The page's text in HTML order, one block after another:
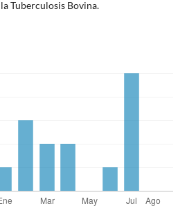
Tuberculosis Bovina.